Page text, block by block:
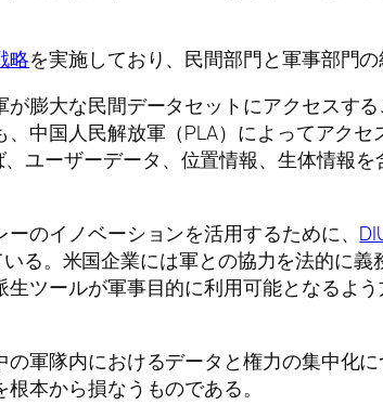
略を実施しており、民間部門と軍事部門の
膨大な民間データセットにアクセスする
中国人民解放軍（PLA）によってアクセ
ユーザーデータ、位置情報、生体情報
のイノベーションを活用するために、
る。米国企業には軍との協力を法的に
ツールが軍事目的に利用可能となるよ
軍隊内におけるデータと権力の集中化
本から損なうものである。